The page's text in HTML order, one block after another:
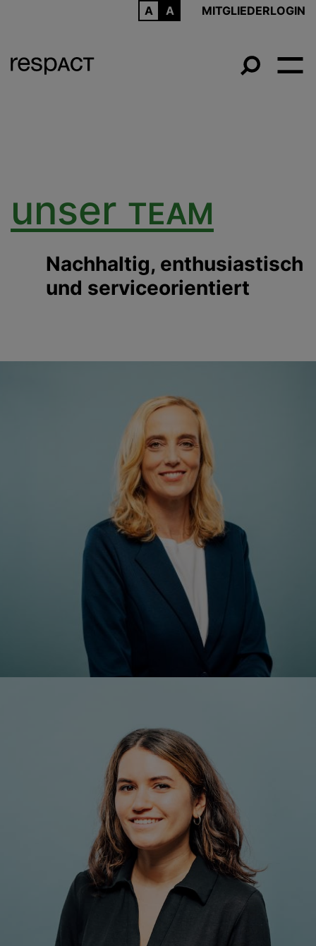
MITGLIEDERLOGIN
unser TEAM
Nachhaltig, enthusiastisch
und serviceorientiert
Mag. aDaniela Knieling
Geschäftsführung
+43 1 7101077-0
Fiona Gmeiner, MA
Leitung Mitgliederentwicklung, Kooperationen & csrTAG
+43 1 7101077-23
Mobil: +43 677/615 092 63
f.gmeiner@respact.at